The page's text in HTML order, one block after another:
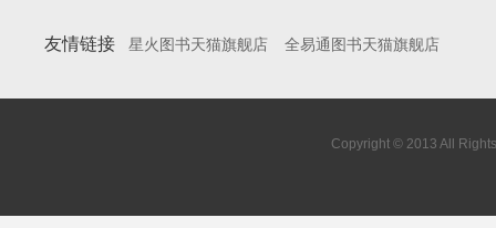
友情链接 星火图书天猫旗舰店 全易通图书天猫旗舰店
Copyright © 2013 All